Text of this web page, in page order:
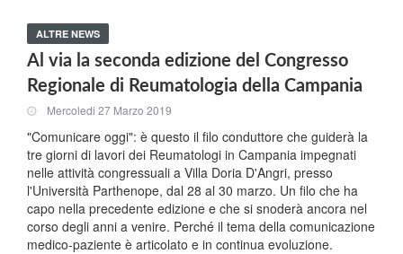
ALTRE NEWS
Al via la seconda edizione del Congresso
Regionale di Reumatologia della Campania
Mercoledi 27 Marzo 2019
"Comunicare oggi": è questo il filo conduttore che guiderà la
tre giorni di lavori dei Reumatologi in Campania impegnati
nelle attività congressuali a Villa Doria D'Angri, presso
l'Università Parthenope, dal 28 al 30 marzo. Un filo che ha
capo nella precedente edizione e che si snoderà ancora nel
corso degli anni a venire. Perché il tema della comunicazione
medico-paziente è articolato e in continua evoluzione.